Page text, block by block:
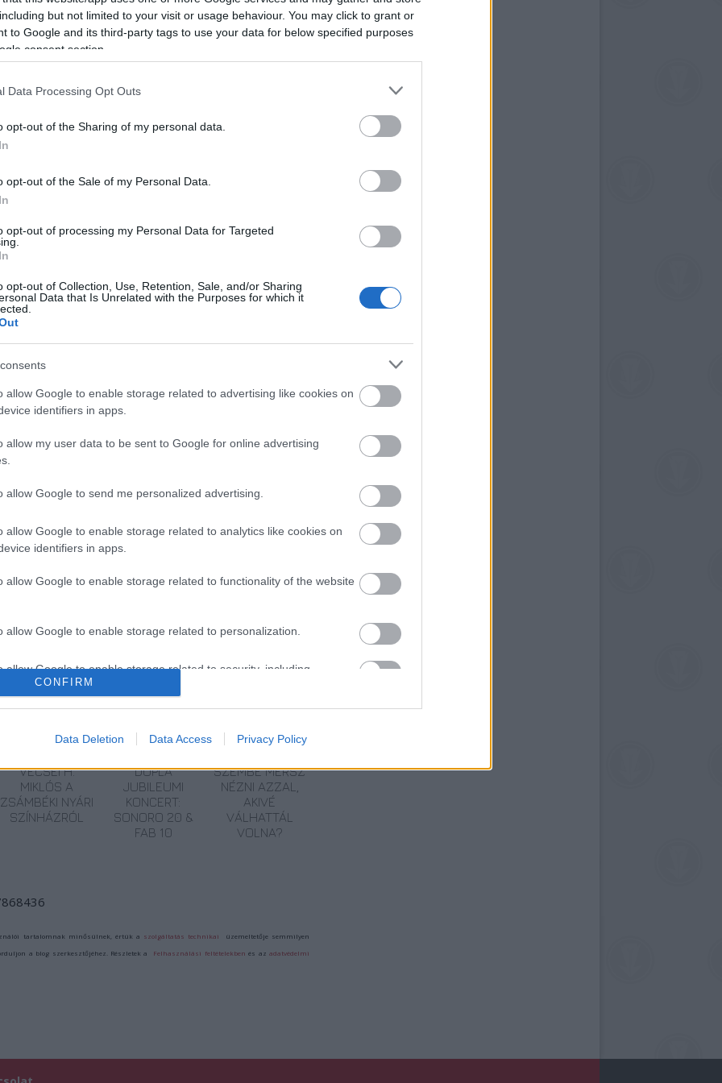
but not limited to your visit or usage behaviour. You may click to grant or
to Google and its third-party tags to use your data for below specified purposes
consent section.
Data Processing Opt Outs
opt-out of the Sharing of my personal data.
opt-out of the Sale of my Personal Data.
opt-out of processing my Personal Data for Targeted
opt-out of Collection, Use, Retention, Sale, and/or Sharing
Data that Is Unrelated with the Purposes for which it
allow Google to enable storage related to advertising like cookies on
identifiers in apps.
allow my user data to be sent to Google for online advertising
allow Google to send me personalized advertising.
allow Google to enable storage related to analytics like cookies on
identifiers in apps.
allow Google to enable storage related to functionality of the website
allow Google to enable storage related to personalization.
allow Google to enable storage related to security, including
functionality and fraud prevention, and other user protection.
CONFIRM
Data Deletion Data Access Privacy Policy
a fotóst a helyiségbe, ahol embereivel
át a fényképezőgép memóriakártyáját, rajta a
Érdekvédelmi Szövetségének elnöke és a
kiszabadították Burger Zsoltot a szobából.
rendőrök érkeztek a helyszínre, ám ők
és Tasnádi Pétert is hagyták szabadon
elmondta, hogy feljelentést eddig nem
fordultak, hogy vizsgálja ki az
VECSEI H.
MIKLÓS A
ZSÁMBÉKI NYÁRI
SZÍNHÁZRÓL
DUPLA
JUBILEUMI
KONCERT:
SONORO 20 &
FAB 10
SZEMBE MERSZ
NÉZNI AZZAL,
AKIVÉ
VÁLHATTÁL
VOLNA?
tartalomnak minősülnek, értük a szolgáltatás technikai üzemeltetője semmilyen
a blog szerkesztőjéhez. Részletek a Felhasználási feltételekben és azadatvédelmi